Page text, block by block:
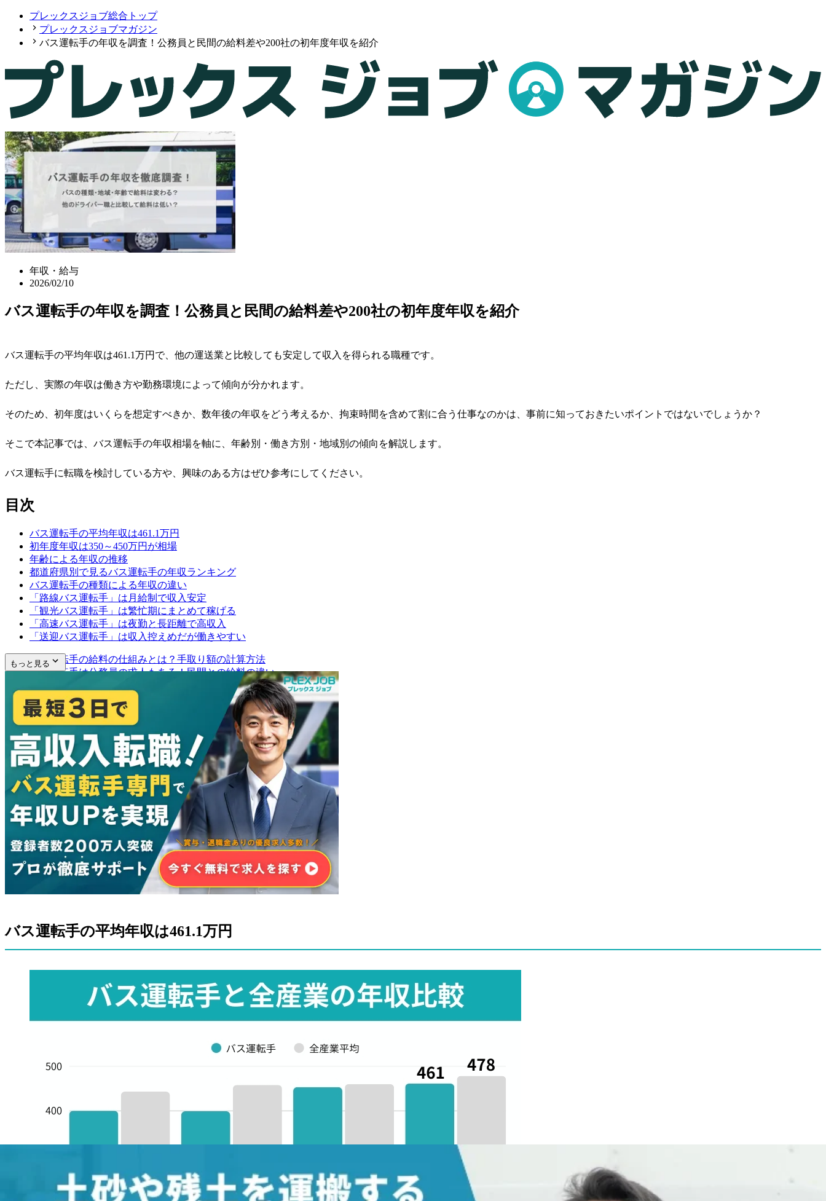
プレックスジョブ総合トップ
プレックスジョブマガジン
バス運転手の年収を調査！公務員と民間の給料差や200社の初年度年収を紹介
年収・給与
2026/02/10
バス運転手の年収を調査！公務員と民間の給料差や200社の初年度年収を紹介
バス運転手の平均年収は461.1万円で、他の運送業と比較しても安定して収入を得られる職種です。
ただし、実際の年収は働き方や勤務環境によって傾向が分かれます。
そのため、初年度はいくらを想定すべきか、数年後の年収をどう考えるか、拘束時間を含めて割に合う仕事なのかは、事前に知っておきたいポイントではないでしょうか？
そこで本記事では、バス運転手の年収相場を軸に、年齢別・働き方別・地域別の傾向を解説します。
バス運転手に転職を検討している方や、興味のある方はぜひ参考にしてください。
目次
バス運転手の平均年収は461.1万円
初年度年収は350～450万円が相場
年齢による年収の推移
都道府県別で見るバス運転手の年収ランキング
バス運転手の種類による年収の違い
「路線バス運転手」は月給制で収入安定
「観光バス運転手」は繁忙期にまとめて稼げる
「高速バス運転手」は夜勤と長距離で高収入
「送迎バス運転手」は収入控えめだが働きやすい
バス運転手の給料の仕組みとは？手取り額の計算方法
バス運転手は公務員の求人もある！民間との給料の違い
民間のバス運転手とは？給料の目安
バス運転手のキャリアパスと年収
運行管理者
指導運転者
バス営業所長
バス運転手と運送関連職の年収を比較
好条件なバス運転手の求人を探すポイント
バス運転手についてよくある質問
バス運転手で年収1,000万円は可能？
バス運転手で年収アップさせる方法は？
バス運転手は未経験からでもなれる？
運転手として1番稼げる職業は？
まとめ
もっと見る
バス運転手の平均年収は461.1万円